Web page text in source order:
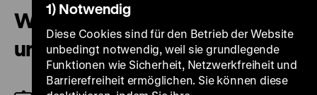
West-Berlin zwischen Neubau
und Sanierung
1) Notwendig
Diese Cookies sind für den Betrieb der Website
unbedingt notwendig, weil sie grundlegende
Funktionen wie Sicherheit, Netzwerkfreiheit und
Barrierefreiheit ermöglichen. Sie können diese